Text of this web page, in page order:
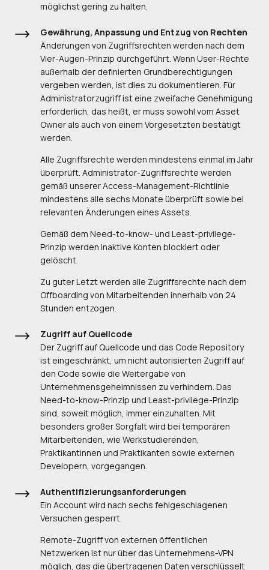
möglichst gering zu halten.
Gewährung, Anpassung und Entzug von Rechten
Änderungen von Zugriffsrechten werden nach dem
Vier-Augen-Prinzip durchgeführt. Wenn User-Rechte
außerhalb der definierten Grundberechtigungen
vergeben werden, ist dies zu dokumentieren. Für
Administratorzugriff ist eine zweifache Genehmigung
erforderlich, das heißt, er muss sowohl vom Asset
Owner als auch von einem Vorgesetzten bestätigt
werden.
Alle Zugriffsrechte werden mindestens einmal im Jahr
überprüft. Administrator-Zugriffsrechte werden
gemäß unserer Access-Management-Richtlinie
mindestens alle sechs Monate überprüft sowie bei
relevanten Änderungen eines Assets.
Gemäß dem Need-to-know- und Least-privilege-
Prinzip werden inaktive Konten blockiert oder
gelöscht.
Zu guter Letzt werden alle Zugriffsrechte nach dem
Offboarding von Mitarbeitenden innerhalb von 24
Stunden entzogen.
Zugriff auf Quellcode
Der Zugriff auf Quellcode und das Code Repository
ist eingeschränkt, um nicht autorisierten Zugriff auf
den Code sowie die Weitergabe von
Unternehmensgeheimnissen zu verhindern. Das
Need-to-know-Prinzip und Least-privilege-Prinzip
sind, soweit möglich, immer einzuhalten. Mit
besonders großer Sorgfalt wird bei temporären
Mitarbeitenden, wie Werkstudierenden,
Praktikantinnen und Praktikanten sowie externen
Developern, vorgegangen.
Authentifizierungsanforderungen
Ein Account wird nach sechs fehlgeschlagenen
Versuchen gesperrt.
Remote-Zugriff von externen öffentlichen
Netzwerken ist nur über das Unternehmens-VPN
möglich, das die übertragenen Daten verschlüsselt